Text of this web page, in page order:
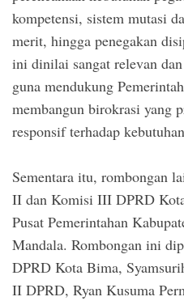
kompetensi, sistem mutasi
merit, hingga penegakan
ini dinilai sangat relevan
guna mendukung
membangun birokrasi yang
responsif terhadap
Sementara itu, rombongan
II dan Komisi III DPRD
Pusat Pemerintahan
Mandala. Rombongan ini
DPRD Kota Bima,
II DPRD, Ryan Kusuma